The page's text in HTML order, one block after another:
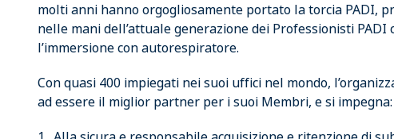
molti anni hanno orgogliosamente portato la torcia PADI,
nelle mani dell’attuale generazione dei Professionisti
l’immersione con autorespiratore.
Con quasi 400 impiegati nei suoi uffici nel mondo,
ad essere il miglior partner per i suoi Membri, e si impegna: